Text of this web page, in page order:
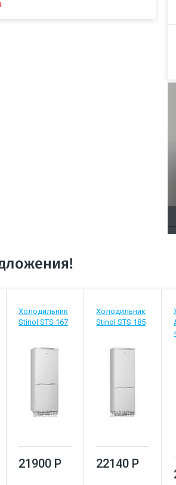
Холодильник
Stinol STS 167
21900 Р
Холодильник
Stinol STS 185
22140 Р